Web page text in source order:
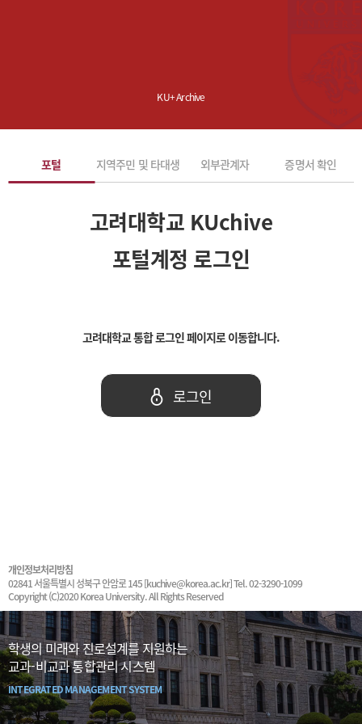
KU+ Archive
포털 지역주민 및 타대생 외부관계자 증명서 확인
고려대학교 KUchive
포털계정 로그인
고려대학교 통합 로그인 페이지로 이동합니다.
로그인
개인정보처리방침
02841 서울특별시 성북구 안암로 145 [kuchive@korea.ac.kr] Tel. 02-3290-1099
Copyright (C)2020 Korea University. All Rights Reserved
학생의 미래와 진로설계를 지원하는
교과-비교과 통합관리 시스템
INTEGRATED MANAGEMENT SYSTEM